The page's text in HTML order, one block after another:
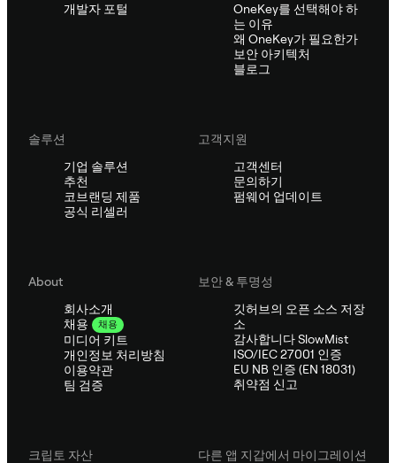
개발자 포털
OneKey를 선택해야 하
는 이유
왜 OneKey가 필요한가
보안 아키텍처
블로그
솔루션
기업 솔루션
추천
코브랜딩 제품
공식 리셀러
고객지원
고객센터
문의하기
펌웨어 업데이트
About
회사소개
채용
채용
미디어 키트
개인정보 처리방침
이용약관
팀 검증
보안 & 투명성
깃허브의 오픈 소스 저장
소
감사합니다 SlowMist
ISO/IEC 27001 인증
EU NB 인증 (EN 18031)
취약점 신고
크립토 자산
다른 앱 지갑에서 마이그레이션